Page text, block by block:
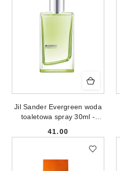
Jil Sander Evergreen woda
toaletowa spray 30ml -
Cena:
41.00